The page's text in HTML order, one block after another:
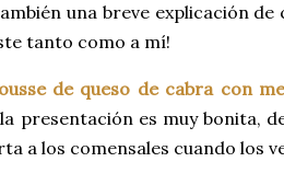
una breve explicación de
tanto como a mí!
de queso de cabra con
presentación es muy bonita,
a los comensales cuando los